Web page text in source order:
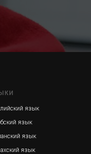
язык
язык
язык
язык